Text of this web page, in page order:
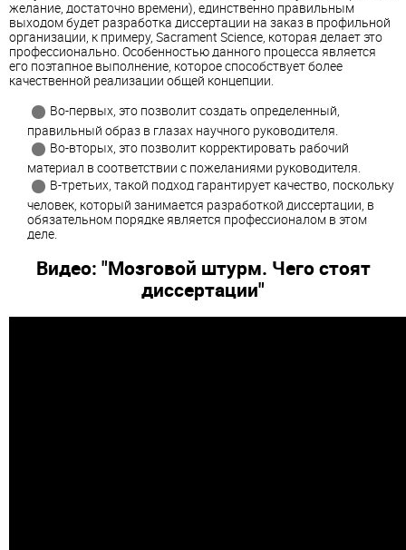
желание, достаточно времени), единственно правильным
выходом будет разработка диссертации на заказ в профильной
организации, к примеру, Sacrament Science, которая делает это
профессионально. Особенностью данного процесса является
его поэтапное выполнение, которое способствует более
качественной реализации общей концепции.
Во-первых, это позволит создать определенный,
правильный образ в глазах научного руководителя.
Во-вторых, это позволит корректировать рабочий
материал в соответствии с пожеланиями руководителя.
В-третьих, такой подход гарантирует качество, поскольку
человек, который занимается разработкой диссертации, в
обязательном порядке является профессионалом в этом
деле.
Видео: "Мозговой штурм. Чего стоят
диссертации"